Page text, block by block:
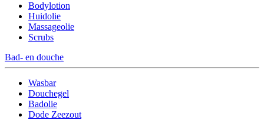
Bodylotion
Huidolie
Massageolie
Scrubs
Bad- en douche
Wasbar
Douchegel
Badolie
Dode Zeezout